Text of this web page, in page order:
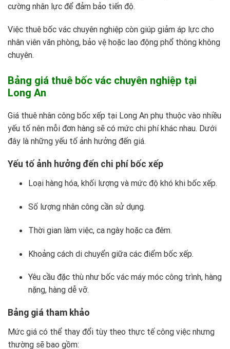
cường nhân lực để đảm bảo tiến độ.
Việc thuê bốc vác chuyên nghiệp còn giúp giảm áp lực cho
nhân viên văn phòng, bảo vệ hoặc lao động phổ thông không
chuyên.
Bảng giá thuê bốc vác chuyên nghiệp tại
Long An
Giá thuê nhân công bốc xếp tại Long An phụ thuộc vào nhiều
yếu tố nên mỗi đơn hàng sẽ có mức chi phí khác nhau. Dưới
đây là những yếu tố ảnh hưởng đến giá.
Yếu tố ảnh hưởng đến chi phí bốc xếp
Loại hàng hóa, khối lượng và mức độ khó khi bốc xếp.
Số lượng nhân công cần sử dụng.
Thời gian làm việc, ca ngày hoặc ca đêm.
Khoảng cách di chuyển giữa các điểm bốc xếp.
Yêu cầu đặc thù như bốc vác máy móc công trình, hàng
nặng, hàng dễ vỡ.
Bảng giá tham khảo
Mức giá có thể thay đổi tùy theo thực tế công việc nhưng
thường sẽ bao gồm: